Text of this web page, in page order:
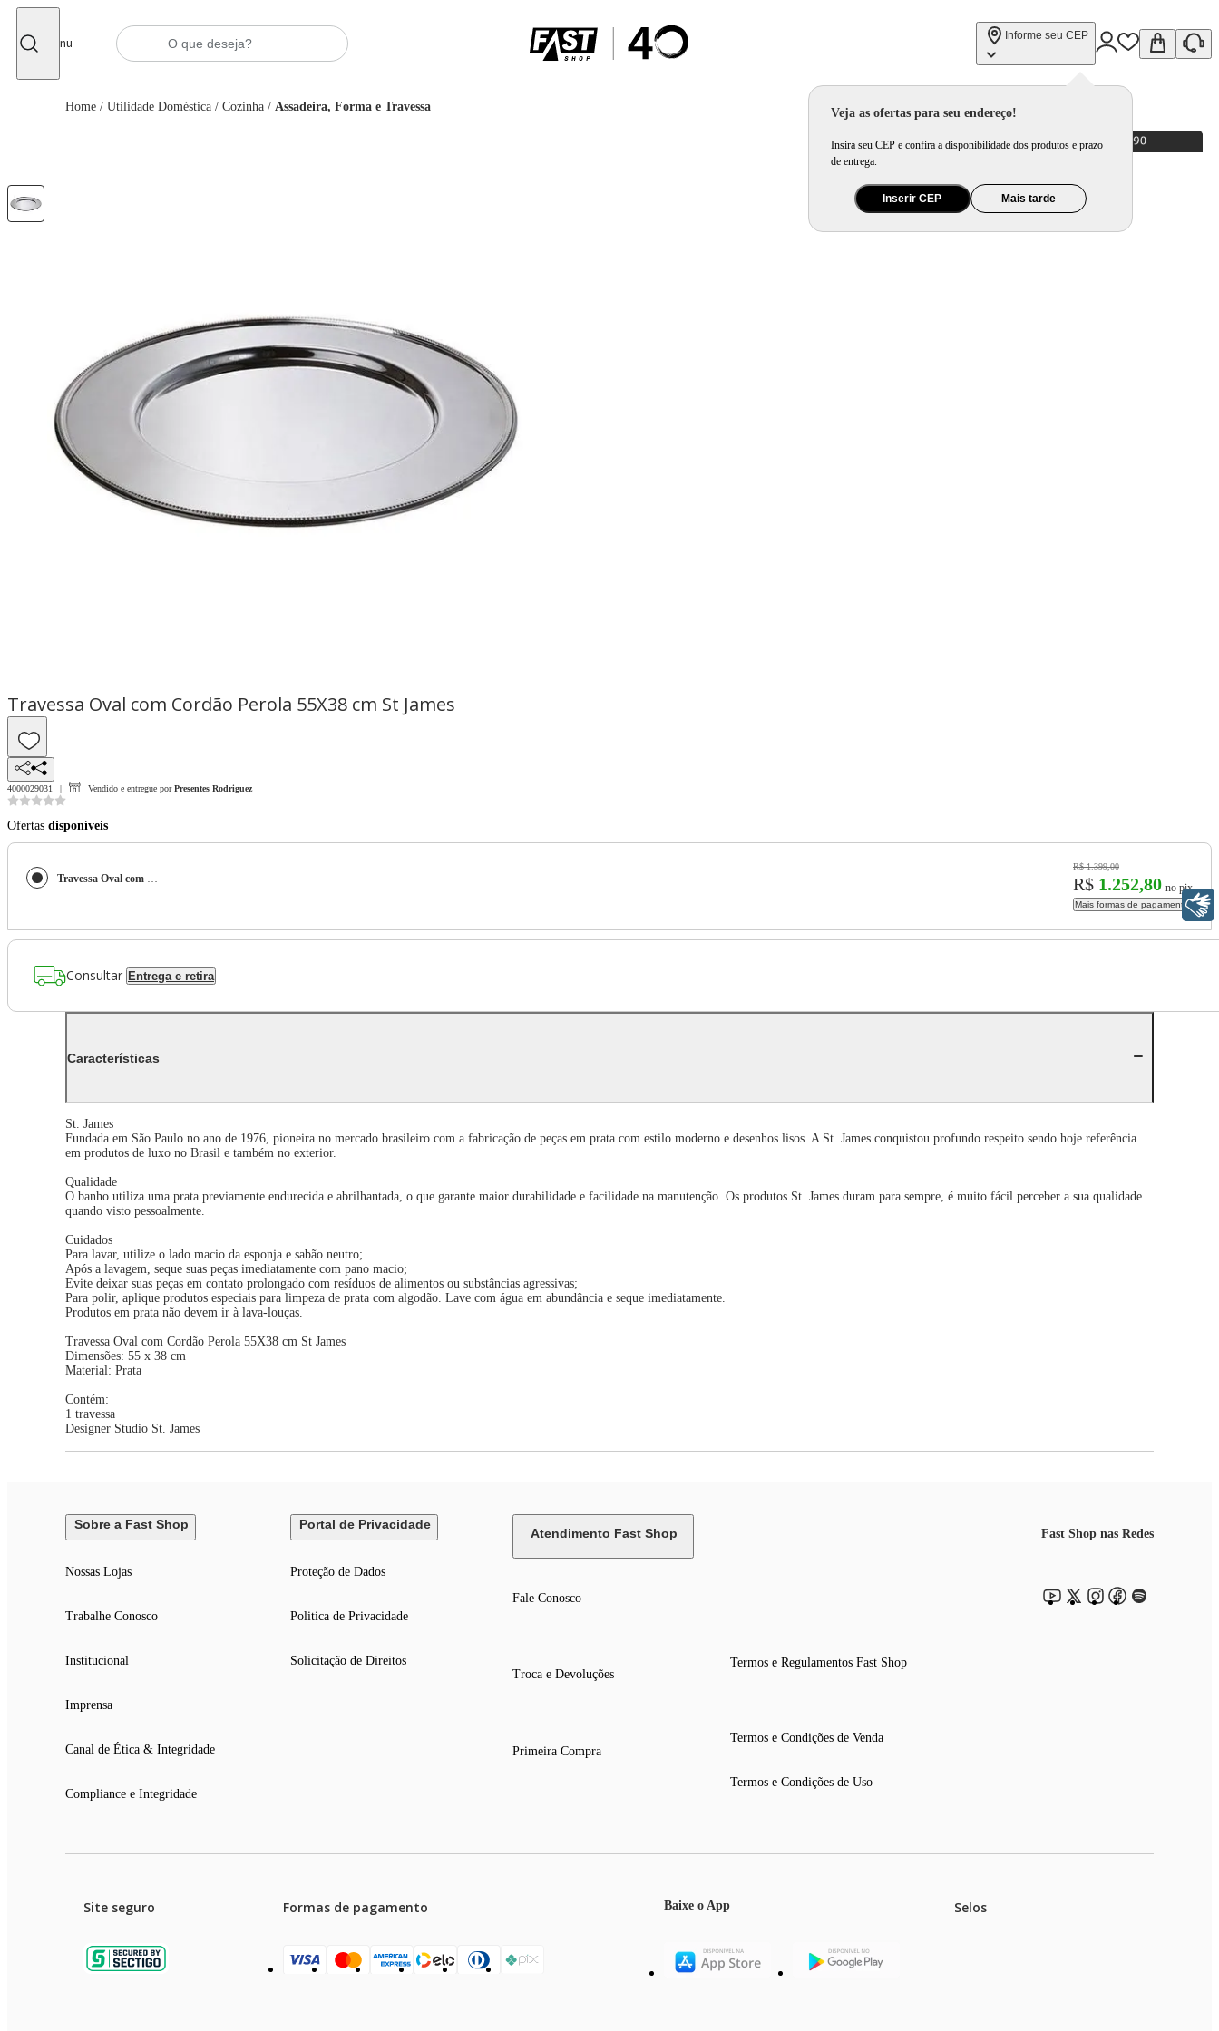
Menu
Informe seu CEP
Veja as ofertas para seu endereço!
Insira seu CEP e confira a disponibilidade dos produtos e prazo
de entrega.
Inserir CEP Mais tarde
Home / Utilidade Doméstica / Cozinha / Assadeira, Forma e Travessa
Travessa Oval com Cordão Perola 55X38 cm St James
4000029031 Vendido e entregue por Presentes Rodriguez
Ofertas disponíveis
Travessa Oval com Cordão Perola 55X38 cm St James
R$ 1.399,00
R$ 1.252,80 no pix
Mais formas de pagamento
Consultar Entrega e retira
Características
St. James
Fundada em São Paulo no ano de 1976, pioneira no mercado brasileiro com a fabricação de peças em prata com estilo moderno e desenhos lisos. A St. James conquistou profundo respeito sendo hoje referência
em produtos de luxo no Brasil e também no exterior.
Qualidade
O banho utiliza uma prata previamente endurecida e abrilhantada, o que garante maior durabilidade e facilidade na manutenção. Os produtos St. James duram para sempre, é muito fácil perceber a sua qualidade
quando visto pessoalmente.
Cuidados
Para lavar, utilize o lado macio da esponja e sabão neutro;
Após a lavagem, seque suas peças imediatamente com pano macio;
Evite deixar suas peças em contato prolongado com resíduos de alimentos ou substâncias agressivas;
Para polir, aplique produtos especiais para limpeza de prata com algodão. Lave com água em abundância e seque imediatamente.
Produtos em prata não devem ir à lava-louças.
Travessa Oval com Cordão Perola 55X38 cm St James
Dimensões: 55 x 38 cm
Material: Prata
Contém:
1 travessa
Designer Studio St. James
Sobre a Fast Shop
Nossas Lojas
Trabalhe Conosco
Institucional
Imprensa
Canal de Ética & Integridade
Compliance e Integridade
Portal de Privacidade
Proteção de Dados
Politica de Privacidade
Solicitação de Direitos
Atendimento Fast Shop
Fale Conosco
Troca e Devoluções
Primeira Compra
Termos e Regulamentos Fast Shop
Termos e Condições de Venda
Termos e Condições de Uso
Fast Shop nas Redes
Site seguro Formas de pagamento Baixe o App Selos
Libras